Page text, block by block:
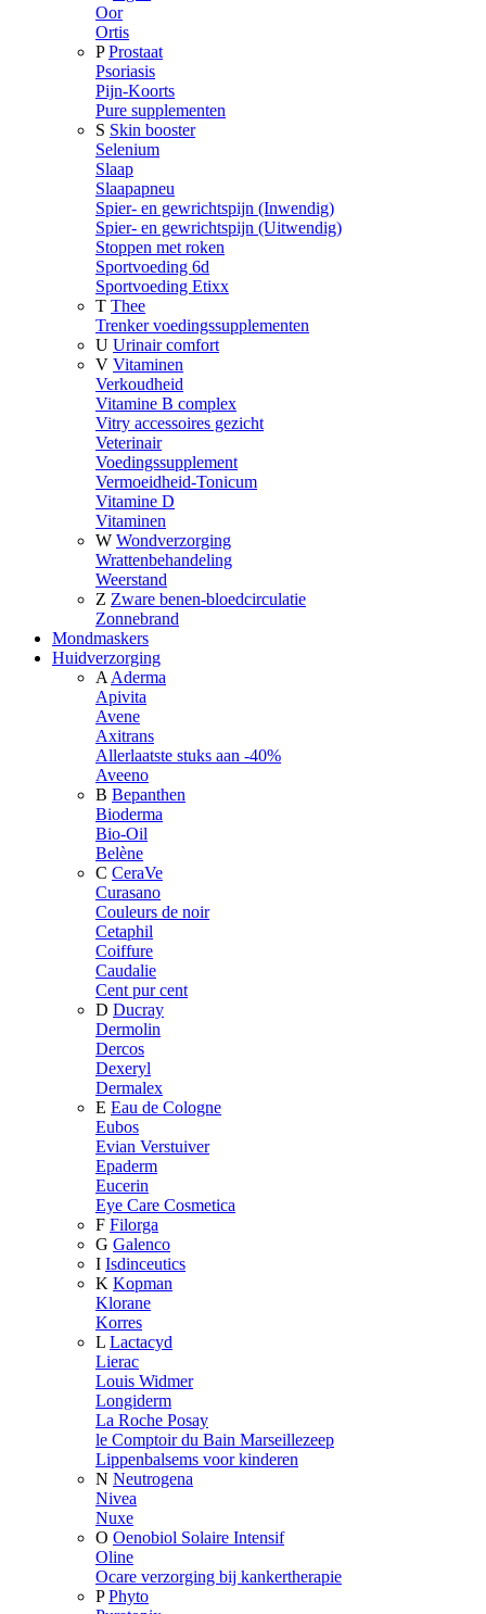
Oor
Ortis
P Prostaat
Psoriasis
Pijn-Koorts
Pure supplementen
S Skin booster
Selenium
Slaap
Slaapapneu
Spier- en gewrichtspijn (Inwendig)
Spier- en gewrichtspijn (Uitwendig)
Stoppen met roken
Sportvoeding 6d
Sportvoeding Etixx
T Thee
Trenker voedingssupplementen
U Urinair comfort
V Vitaminen
Verkoudheid
Vitamine B complex
Vitry accessoires gezicht
Veterinair
Voedingssupplement
Vermoeidheid-Tonicum
Vitamine D
Vitaminen
W Wondverzorging
Wrattenbehandeling
Weerstand
Z Zware benen-bloedcirculatie
Zonnebrand
Mondmaskers
Huidverzorging
A Aderma
Apivita
Avene
Axitrans
Allerlaatste stuks aan -40%
Aveeno
B Bepanthen
Bioderma
Bio-Oil
Belène
C CeraVe
Curasano
Couleurs de noir
Cetaphil
Coiffure
Caudalie
Cent pur cent
D Ducray
Dermolin
Dercos
Dexeryl
Dermalex
E Eau de Cologne
Eubos
Evian Verstuiver
Epaderm
Eucerin
Eye Care Cosmetica
F Filorga
G Galenco
I Isdinceutics
K Kopman
Klorane
Korres
L Lactacyd
Lierac
Louis Widmer
Longiderm
La Roche Posay
le Comptoir du Bain Marseillezeep
Lippenbalsems voor kinderen
N Neutrogena
Nivea
Nuxe
O Oenobiol Solaire Intensif
Oline
Ocare verzorging bij kankertherapie
P Phyto